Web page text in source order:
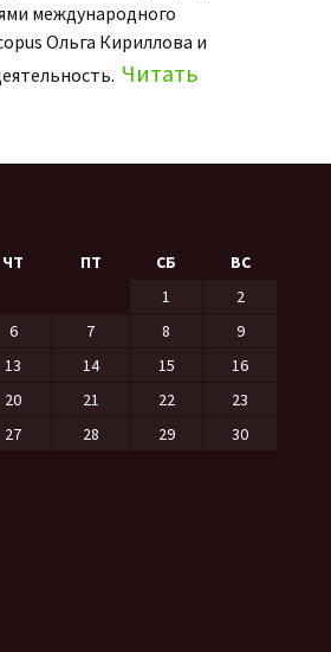
международного
Ольга Кириллова и
Читать
ЧТ ПТ СБ ВС
1
2
6 7 8
9
13 14 15
16
20 21 22
23
27 28 29
30